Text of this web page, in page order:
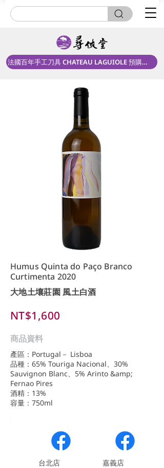
法國百年手工刀具 CHATEAU LAGUIOLE 預購中！
Humus Quinta do Paço Branco
Curtimenta 2020
大地土壤莊園 風土白酒
NT$1,600
商品資料
產區：Portugal－ Lisboa
品種：65% Touriga Nacional、30%
Sauvignon Blanc、5% Arinto &amp;
Fernao Pires
酒精：13%
容量：750ml
​台北店 嘉義店